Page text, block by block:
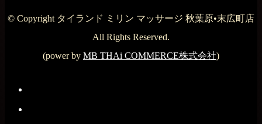
© Copyright タイランド ミリン マッサージ 秋葉原•末広町店
All Rights Reserved.
(power by MB THAi COMMERCE株式会社)